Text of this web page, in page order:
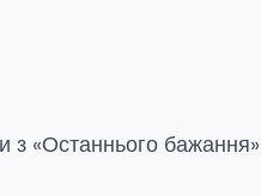
з «Останнього